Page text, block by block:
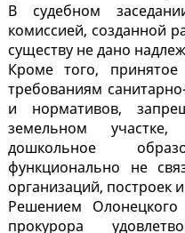
В судебном
комиссией, созданной
существу не дано
Кроме того, принятое
требованиям
и нормативов,
земельном
дошкольное
функционально не
организаций, построек
Решением Олонецкого
прокурора